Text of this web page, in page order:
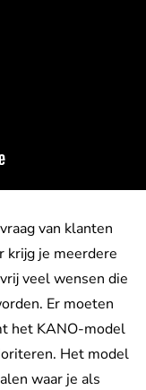
van klanten
krijg je meerdere
veel wensen die
Er moeten
het KANO-model
Het model
waar je als